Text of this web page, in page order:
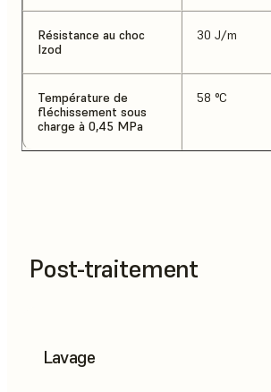
Résistance au choc
Izod
30 J/m
Température de
fléchissement sous
charge à 0,45 MPa
58 °C
Post-traitement
Lavage